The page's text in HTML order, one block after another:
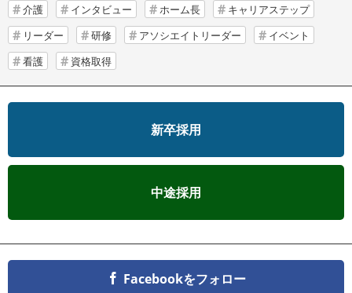
介護 インタビュー ホーム長
キャリアステップ
リーダー
研修 アソシエイトリーダー
イベント
看護
資格取得
新卒採用
中途採用
Facebookをフォロー